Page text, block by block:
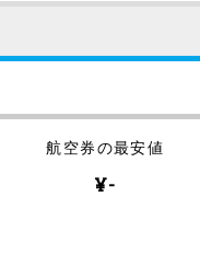
航空券の最安値
¥-